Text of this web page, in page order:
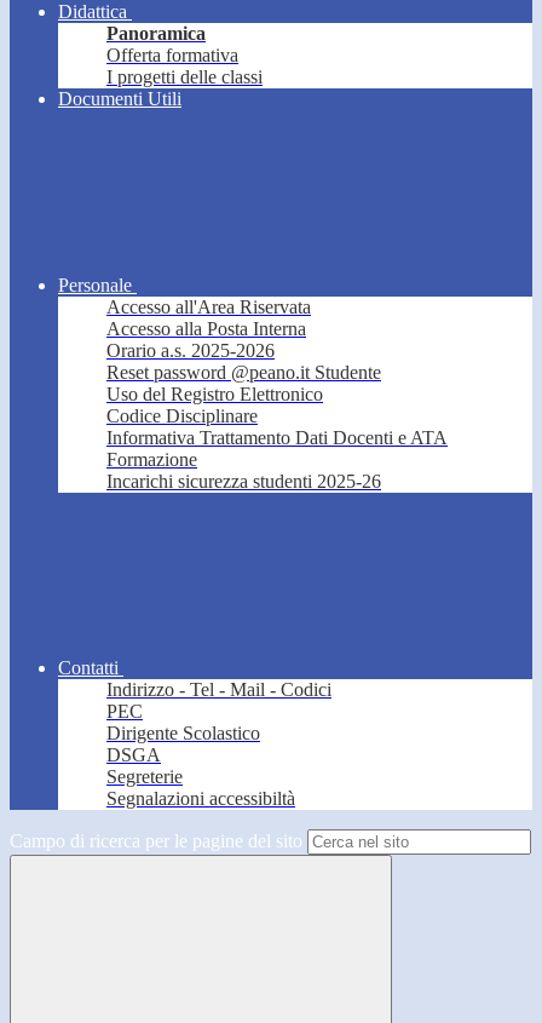
Didattica
Panoramica
Offerta formativa
I progetti delle classi
Documenti Utili
Personale
Accesso all'Area Riservata
Accesso alla Posta Interna
Orario a.s. 2025-2026
Reset password @peano.it Studente
Uso del Registro Elettronico
Codice Disciplinare
Informativa Trattamento Dati Docenti e ATA
Formazione
Incarichi sicurezza studenti 2025-26
Contatti
Indirizzo - Tel - Mail - Codici
PEC
Dirigente Scolastico
DSGA
Segreterie
Segnalazioni accessibiltà
Campo di ricerca per le pagine del sito